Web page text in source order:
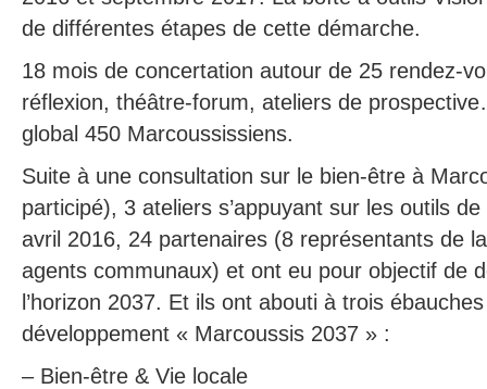
de différentes étapes de cette démarche.
18 mois de concertation autour de 25 rendez-
réflexion, théâtre-forum, ateliers de
global 450 Marcoussissiens.
Suite à une consultation sur le bien-être à
participé), 3 ateliers s’appuyant sur les outils
avril 2016, 24 partenaires (8 représentants de
agents communaux) et ont eu pour objectif de
l’horizon 2037. Et ils ont abouti à trois
développement « Marcoussis 2037 » :
– Bien-être & Vie locale